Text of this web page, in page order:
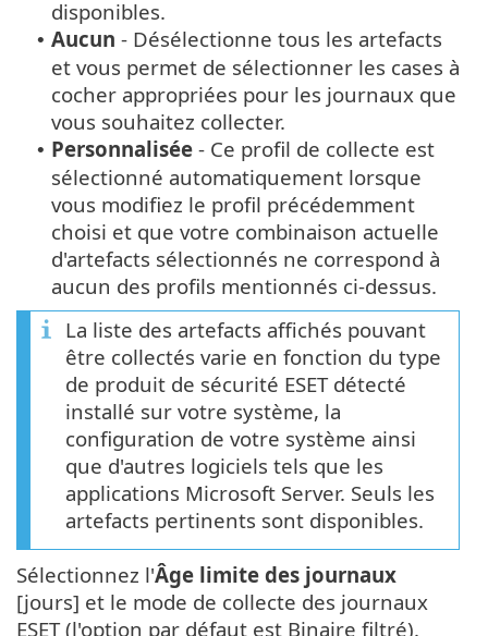
disponibles.
• Aucun - Désélectionne tous les artefacts
et vous permet de sélectionner les cases à
cocher appropriées pour les journaux que
vous souhaitez collecter.
• Personnalisée - Ce profil de collecte est
sélectionné automatiquement lorsque
vous modifiez le profil précédemment
choisi et que votre combinaison actuelle
d'artefacts sélectionnés ne correspond à
aucun des profils mentionnés ci-dessus.
La liste des artefacts affichés pouvant
être collectés varie en fonction du type
de produit de sécurité ESET détecté
installé sur votre système, la
configuration de votre système ainsi
que d'autres logiciels tels que les
applications Microsoft Server. Seuls les
artefacts pertinents sont disponibles.
Sélectionnez l'Âge limite des journaux
[jours] et le mode de collecte des journaux
ESET (l'option par défaut est Binaire filtré).